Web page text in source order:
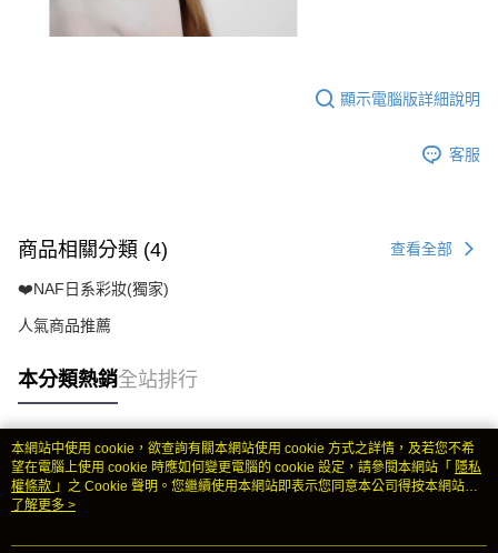
顯示電腦版詳細說明
客服
商品相關分類 (4) 查看全部
❤️NAF日系彩妝(獨家)
人氣商品推薦
本分類熱銷全站排行
熱門標籤
本網站中使用 cookie，欲查詢有關本網站使用 cookie 方式之詳情，及若您不希
望在電腦上使用 cookie 時應如何變更電腦的 cookie 設定，請參閱本網站「 隱私
權條款 」之 Cookie 聲明。您繼續使用本網站即表示您同意本公司得按本網站使
用條款之 Cookie 聲明使用 cookie。
了解更多 >